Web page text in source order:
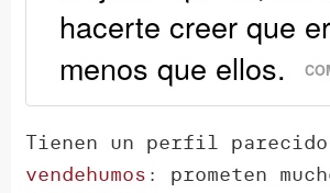
hacerte creer que
menos que ellos.
Tienen un perfil
vendehumos : prometen